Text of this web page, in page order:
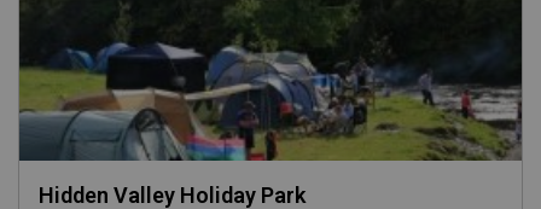
Hidden Valley Holiday Park